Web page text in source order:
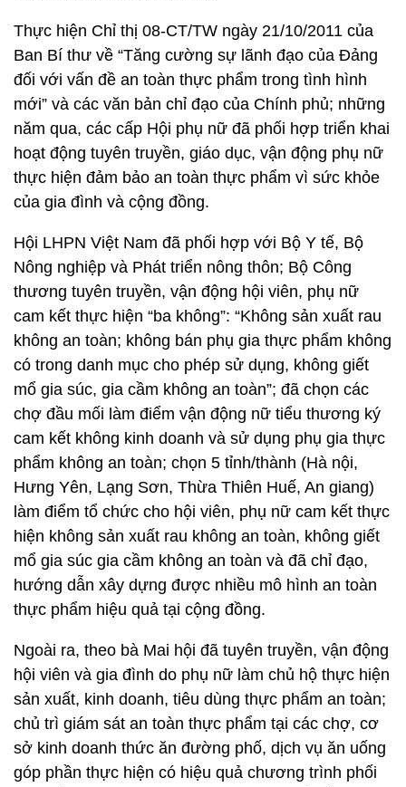
Thực hiện Chỉ thị 08-CT/TW ngày 21/10/2011 của
Ban Bí thư về “Tăng cường sự lãnh đạo của Đảng
đối với vấn đề an toàn thực phẩm trong tình hình
mới” và các văn bản chỉ đạo của Chính phủ; những
năm qua, các cấp Hội phụ nữ đã phối hợp triển khai
hoạt động tuyên truyền, giáo dục, vận động phụ nữ
thực hiện đảm bảo an toàn thực phẩm vì sức khỏe
của gia đình và cộng đồng.
Hội LHPN Việt Nam đã phối hợp với Bộ Y tế, Bộ
Nông nghiệp và Phát triển nông thôn; Bộ Công
thương tuyên truyền, vận động hội viên, phụ nữ
cam kết thực hiện “ba không”: “Không sản xuất rau
không an toàn; không bán phụ gia thực phẩm không
có trong danh mục cho phép sử dụng, không giết
mổ gia súc, gia cầm không an toàn”; đã chọn các
chợ đầu mối làm điểm vận động nữ tiểu thương ký
cam kết không kinh doanh và sử dụng phụ gia thực
phẩm không an toàn; chọn 5 tỉnh/thành (Hà nội,
Hưng Yên, Lạng Sơn, Thừa Thiên Huế, An giang)
làm điểm tổ chức cho hội viên, phụ nữ cam kết thực
hiện không sản xuất rau không an toàn, không giết
mổ gia súc gia cầm không an toàn và đã chỉ đạo,
hướng dẫn xây dựng được nhiều mô hình an toàn
thực phẩm hiệu quả tại cộng đồng.
Ngoài ra, theo bà Mai hội đã tuyên truyền, vận động
hội viên và gia đình do phụ nữ làm chủ hộ thực hiện
sản xuất, kinh doanh, tiêu dùng thực phẩm an toàn;
chủ trì giám sát an toàn thực phẩm tại các chợ, cơ
sở kinh doanh thức ăn đường phố, dịch vụ ăn uống
góp phần thực hiện có hiệu quả chương trình phối